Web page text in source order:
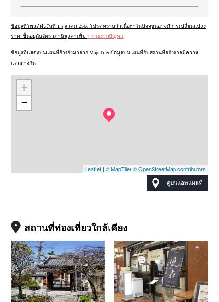
ข้อมูลที่โพสต์คือวันที่ 1 ตุลาคม 2568 โปรดทราบว่าเนื้อหาในปัจจุบันอาจมีการเปลี่ยนแปลง
ราคาขึ้นอยู่กับอัตราภาษีมูลค่าเพิ่ม> รายงานปัญหา
ข้อมูลที่แสดงบนแผนที่อ้างอิงมาจาก Map Tiler ข้อมูลบนแผนที่กับสถานที่จริงอาจมีความ
แตกต่างกัน
+
−
Leaflet| © MapTiler © OpenStreetMap contributors
ดูบนแอพแผนที่
สถานที่ท่องเที่ยวใกล้เคียง